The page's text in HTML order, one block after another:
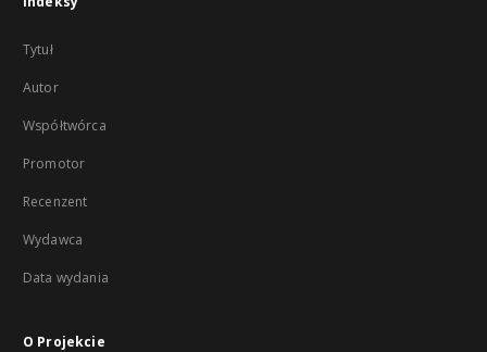
Tytuł
Autor
Współtwórca
Promotor
Recenzent
Wydawca
Data wydania
O Projekcie